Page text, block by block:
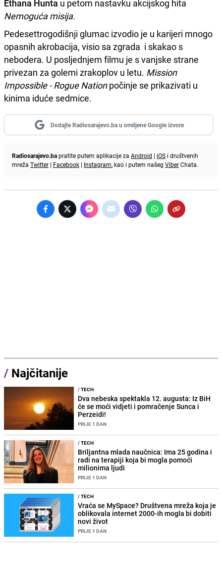
Ethana Hunta u petom nastavku akcijskog hita
Nemoguća misija.
Pedesettrogodišnji glumac izvodio je u karijeri mnogo
opasnih akrobacija, visio sa zgrada i skakao s
nebodera. U posljednjem filmu je s vanjske strane
privezan za golemi zrakoplov u letu. Mission
Impossible - Rogue Nationpočinje se prikazivati u
kinima iduće sedmice.
Dodajte Radiosarajevo.ba u omiljene Google izvore
Radiosarajevo.bapratite putem aplikacije za Android | iOS i društvenih
mreža Twitter | Facebook | Instagram, kao i putem našeg ViberChata.
/ Najčitanije
/TECH
Dva nebeska spektakla 12. augusta: Iz BiH
će se moći vidjeti i pomračenje Sunca i
Perzeidi!
PRIJE 1 DAN
/TECH
Briljantna mlada naučnica: Ima 25 godina i
radi na terapiji koja bi mogla pomoći
milionima ljudi
PRIJE 1 DAN
/TECH
Vraća se MySpace? Društvena mreža koja je
oblikovala internet 2000-ih mogla bi dobiti
novi život
PRIJE 1 DAN